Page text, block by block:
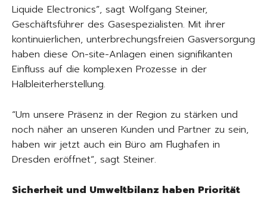
Liquide Electronics”, sagt Wolfgang Steiner,
Geschäftsführer des Gasespezialisten. Mit ihrer
kontinuierlichen, unterbrechungsfreien Gasversorgung
haben diese On-site-Anlagen einen signifikanten
Einfluss auf die komplexen Prozesse in der
Halbleiterherstellung.
“Um unsere Präsenz in der Region zu stärken und
noch näher an unseren Kunden und Partner zu sein,
haben wir jetzt auch ein Büro am Flughafen in
Dresden eröffnet“, sagt Steiner.
Sicherheit und Umweltbilanz haben Priorität